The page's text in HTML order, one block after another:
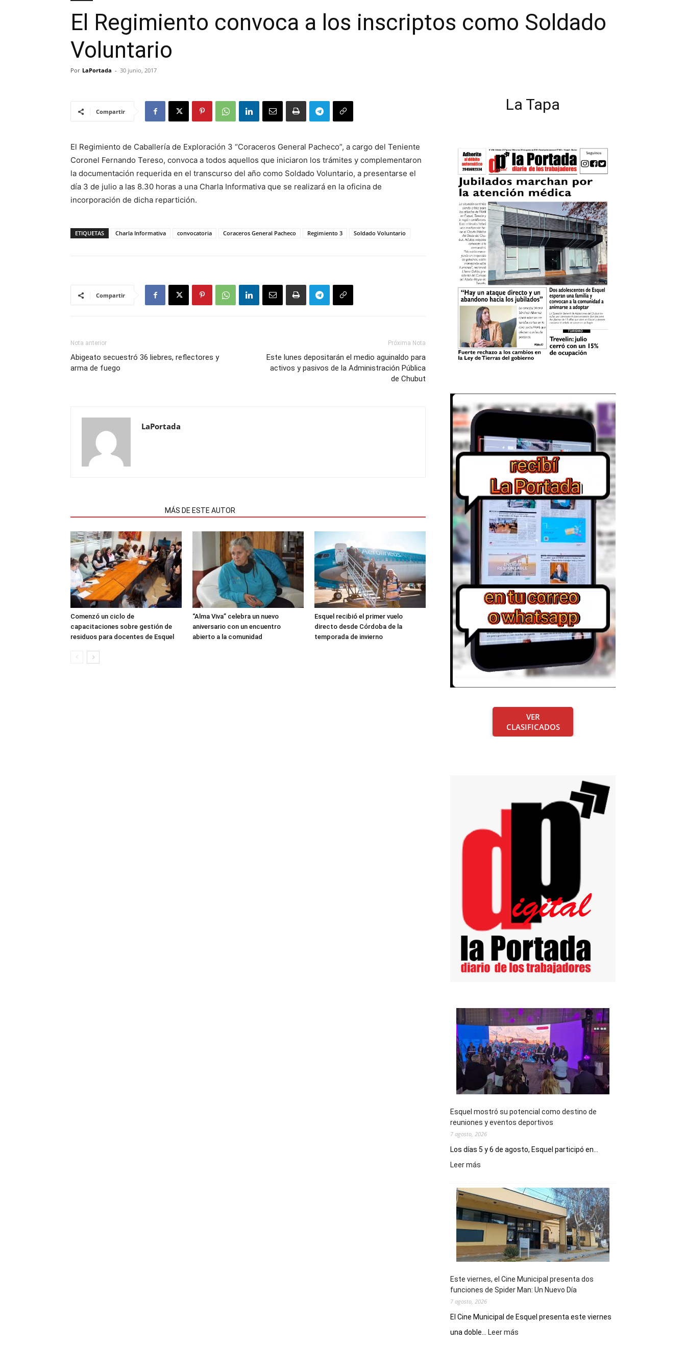
El Regimiento convoca a los inscriptos como Soldado
Voluntario
Por LaPortada - 30 junio, 2017
Compartir
El Regimiento de Caballería de Exploración 3 “Coraceros General Pacheco”, a cargo del Teniente
Coronel Fernando Tereso, convoca a todos aquellos que iniciaron los trámites y complementaron
la documentación requerida en el transcurso del año como Soldado Voluntario, a presentarse el
día 3 de julio a las 8.30 horas a una Charla Informativa que se realizará en la oficina de
incorporación de dicha repartición.
ETIQUETAS Charla Informativa convocatoria Coraceros General Pacheco Regimiento 3 Soldado Voluntario
Compartir
Nota anterior
Abigeato secuestró 36 liebres, reflectores y
arma de fuego
Próxima Nota
Este lunes depositarán el medio aguinaldo para
activos y pasivos de la Administración Pública
de Chubut
LaPortada
MÁS DE ESTE AUTOR
Comenzó un ciclo de
capacitaciones sobre gestión de
residuos para docentes de Esquel
“Alma Viva” celebra un nuevo
aniversario con un encuentro
abierto a la comunidad
Esquel recibió el primer vuelo
directo desde Córdoba de la
temporada de invierno
La Tapa
VER
CLASIFICADOS
Esquel mostró su potencial como destino de
reuniones y eventos deportivos
7 agosto, 2026
Los días 5 y 6 de agosto, Esquel participó en...
Leer más
su
potencial
como
destino
de
reuniones
y
deportivos
Este viernes, el Cine Municipal presenta dos
funciones de Spider Man: Un Nuevo Día
7 agosto, 2026
El Cine Municipal de Esquel presenta este viernes
una doble...
Leer más